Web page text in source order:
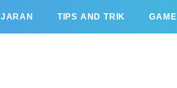
TIPS AND TRIK GAME